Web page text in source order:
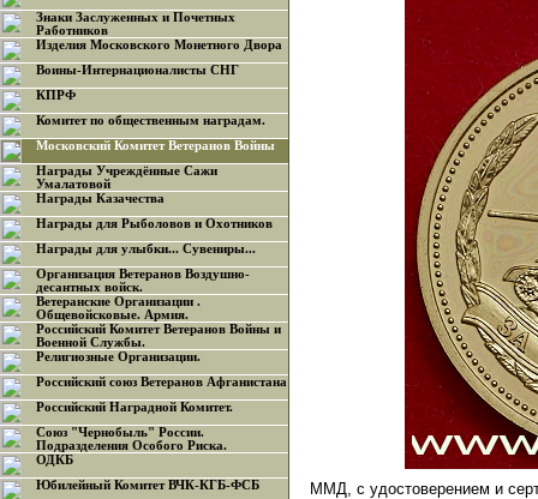
Знаки Заслуженных и Почетных
Работников
Изделия Московского Монетного Двора
Воины-Интернационалисты СНГ
КПРФ
Комитет по общественным наградам.
Московский Комитет Ветеранов Войны
Награды Учреждённые Сажи
Умалатовой
Награды Казачества
Награды для Рыболовов и Охотников
Награды для улыбки... Сувениры...
Организация Ветеранов Воздушно-
десантных войск.
Ветеранские Организации .
Общевойсковые. Армия.
Российский Комитет Ветеранов Войны и
Военной Службы.
Религиозные Организации.
Российский союз Ветеранов Афганистана
Российский Наградной Комитет.
Союз "Чернобыль" России.
Подразделения Особого Риска.
ОДКБ
Юбилейный Комитет ВЧК-КГБ-ФСБ
ММД, с удостоверением и